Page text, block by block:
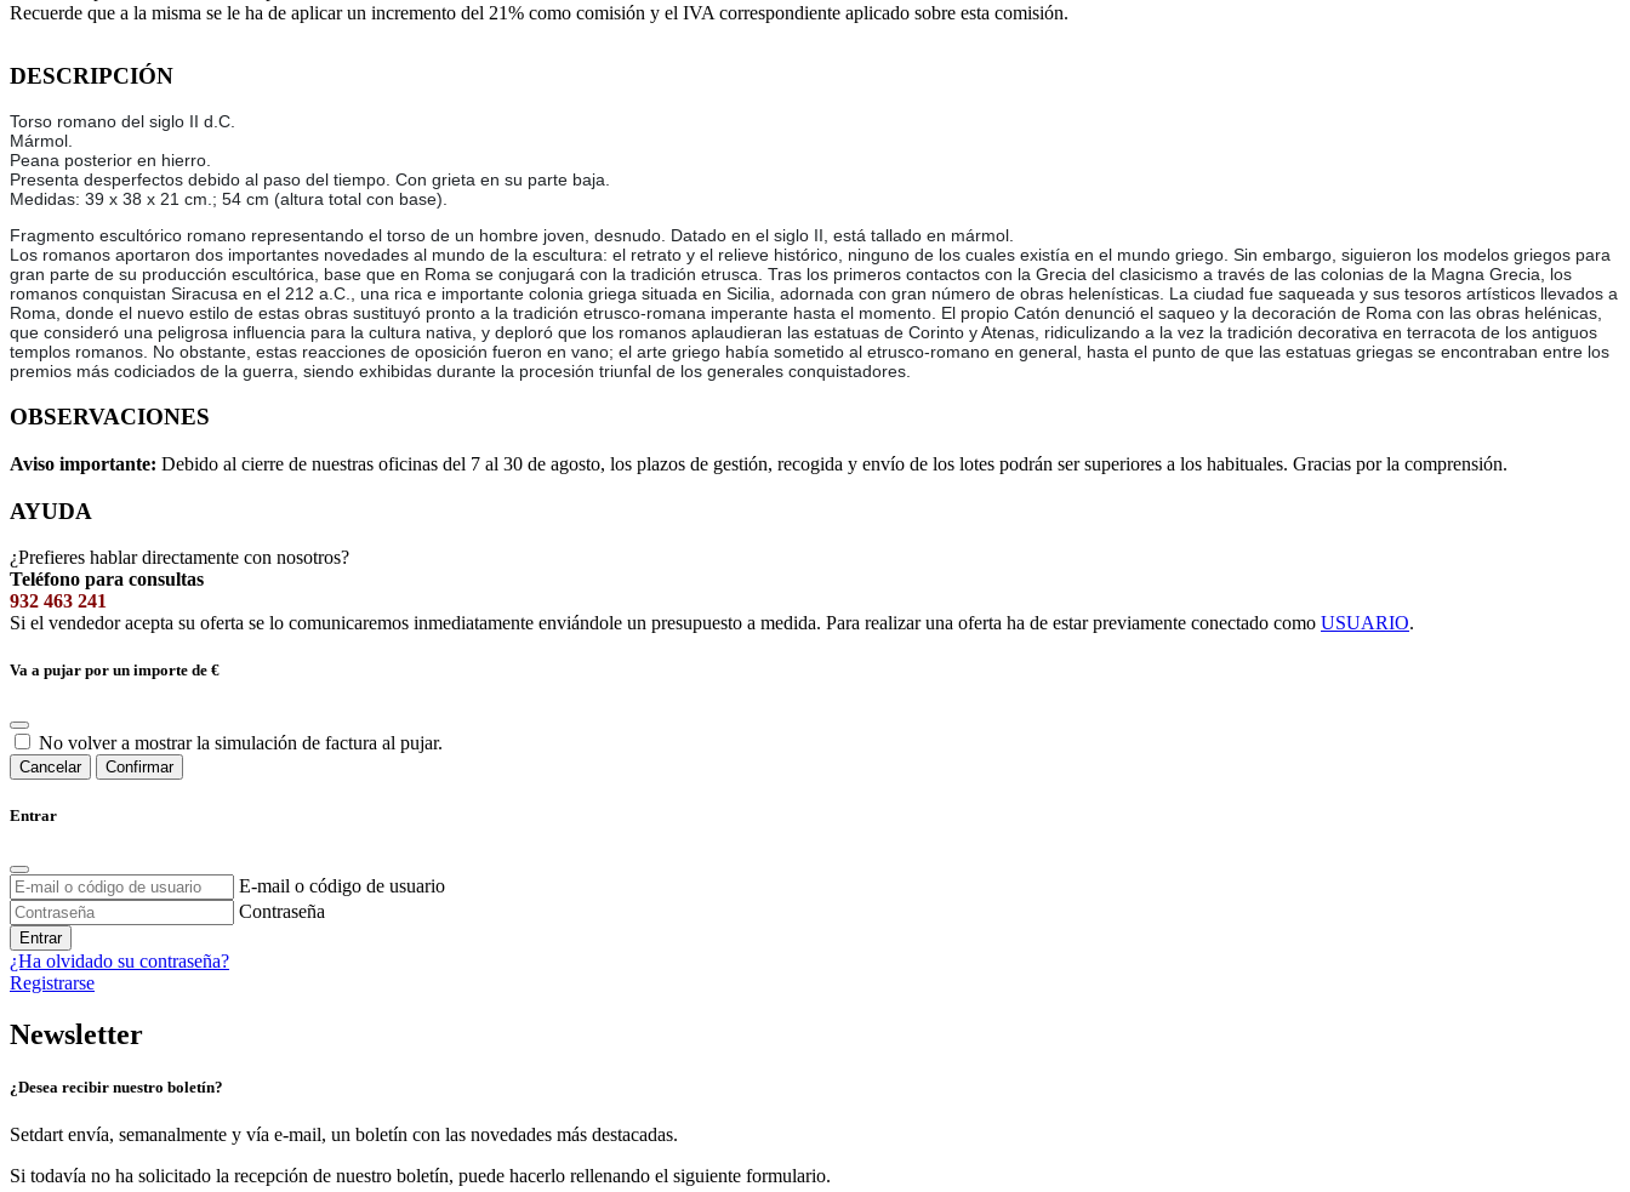
Recuerde que a la misma se le ha de aplicar un incremento del 21% como comisión y el IVA correspondiente aplicado sobre esta comisión.
DESCRIPCIÓN
Torso romano del siglo II d.C.
Mármol.
Peana posterior en hierro.
Presenta desperfectos debido al paso del tiempo. Con grieta en su parte baja.
Medidas: 39 x 38 x 21 cm.; 54 cm (altura total con base).
Fragmento escultórico romano representando el torso de un hombre joven, desnudo. Datado en el siglo II, está tallado en mármol.
Los romanos aportaron dos importantes novedades al mundo de la escultura: el retrato y el relieve histórico, ninguno de los cuales existía en el mundo griego. Sin embargo, siguieron los modelos griegos para
gran parte de su producción escultórica, base que en Roma se conjugará con la tradición etrusca. Tras los primeros contactos con la Grecia del clasicismo a través de las colonias de la Magna Grecia, los
romanos conquistan Siracusa en el 212 a.C., una rica e importante colonia griega situada en Sicilia, adornada con gran número de obras helenísticas. La ciudad fue saqueada y sus tesoros artísticos llevados a
Roma, donde el nuevo estilo de estas obras sustituyó pronto a la tradición etrusco-romana imperante hasta el momento. El propio Catón denunció el saqueo y la decoración de Roma con las obras helénicas,
que consideró una peligrosa influencia para la cultura nativa, y deploró que los romanos aplaudieran las estatuas de Corinto y Atenas, ridiculizando a la vez la tradición decorativa en terracota de los antiguos
templos romanos. No obstante, estas reacciones de oposición fueron en vano; el arte griego había sometido al etrusco-romano en general, hasta el punto de que las estatuas griegas se encontraban entre los
premios más codiciados de la guerra, siendo exhibidas durante la procesión triunfal de los generales conquistadores.
OBSERVACIONES
Aviso importante: Debido al cierre de nuestras oficinas del 7 al 30 de agosto, los plazos de gestión, recogida y envío de los lotes podrán ser superiores a los habituales. Gracias por la comprensión.
AYUDA
¿Prefieres hablar directamente con nosotros?
Teléfono para consultas
932 463 241
Si el vendedor acepta su oferta se lo comunicaremos inmediatamente enviándole un presupuesto a medida. Para realizar una oferta ha de estar previamente conectado como USUARIO.
Va a pujar por un importe de €
No volver a mostrar la simulación de factura al pujar.
Cancelar Confirmar
Entrar
E-mail o código de usuario
Contraseña
Entrar
¿Ha olvidado su contraseña?
Registrarse
Newsletter
¿Desea recibir nuestro boletín?
Setdart envía, semanalmente y vía e-mail, un boletín con las novedades más destacadas.
Si todavía no ha solicitado la recepción de nuestro boletín, puede hacerlo rellenando el siguiente formulario.